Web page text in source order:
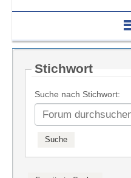
Stichwort
Suche nach Stichwort: